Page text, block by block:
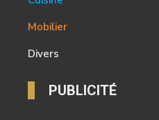
Mobilier
Divers
PUBLICITÉ